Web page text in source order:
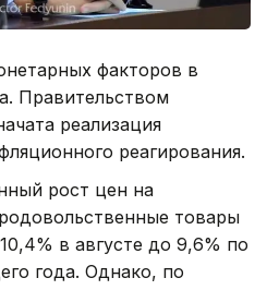
факторов в
Правительством
реализация
реагирования.
рост цен на
товары
в августе до 9,6% по
года. Однако, по